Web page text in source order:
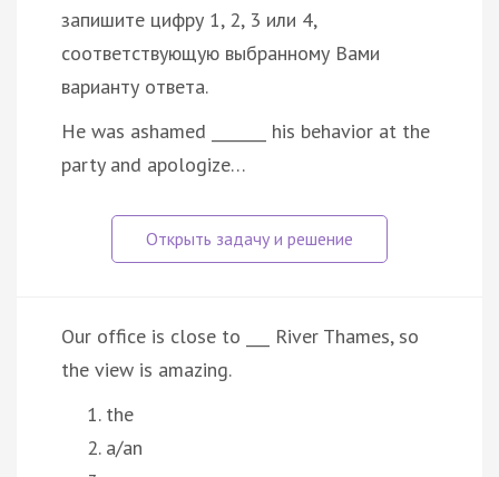
запишите цифру 1, 2, 3 или 4,
соответствующую выбранному Вами
варианту ответа.
He was ashamed _______ his behavior at the
party and apologize…
Our office is close to ___ River Thames, so
the view is amazing.
the
a/an